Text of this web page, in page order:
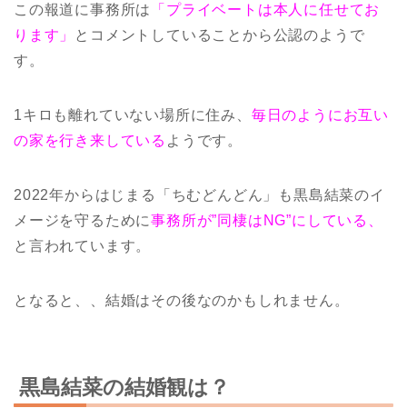
この報道に事務所は
「プライベートは本人に任せてお
ります」
とコメントしていることから公認のようで
す。
1キロも離れていない場所に住み、 毎日のようにお互い
の家を行き来している ようです。
2022年からはじまる「ちむどんどん」も黒島結菜のイ
メージを守るために事務所が”同棲はNG”にしている、
と言われています。
となると、、結婚はその後なのかもしれません。
黒島結菜の結婚観は？